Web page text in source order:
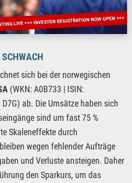
sich bei der norwegischen
(WKN: A0B733 | ISIN:
ab. Die Umsätze haben sich
sind um fast 75 %
Skaleneffekte durch
wegen fehlender Aufträge
und Verluste ansteigen. Daher
den Sparkurs, um das